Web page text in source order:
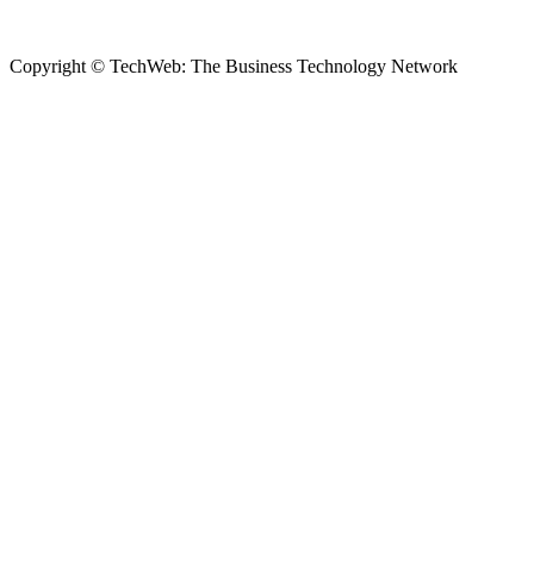
Copyright © TechWeb: The Business Technology Network